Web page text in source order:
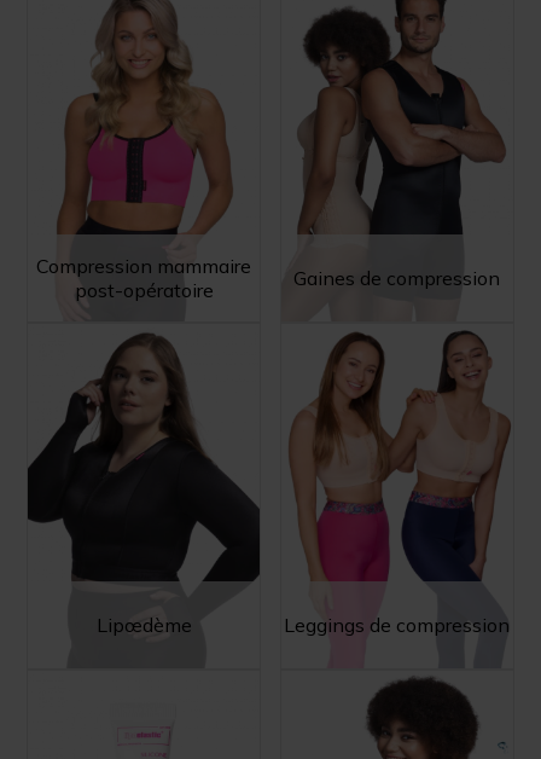
Compression mammaire
post-opératoire
Gaines de compression
Lipœdème Leggings de compression